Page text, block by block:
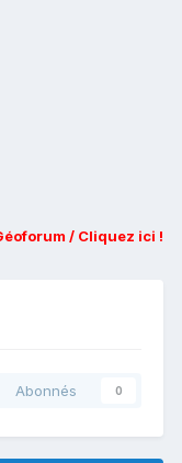
/ Cliquez ici !
Abonnés 0